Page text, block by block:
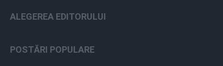
ALEGEREA EDITORULUI
POSTĂRI POPULARE